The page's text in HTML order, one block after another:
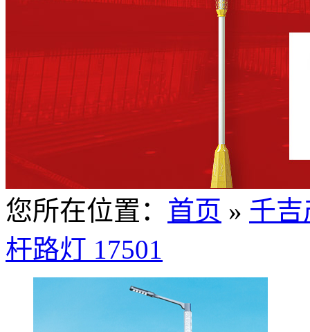
您所在位置： 首页 » 千
杆路灯 17501